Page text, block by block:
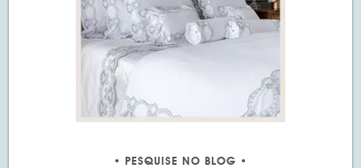
PESQUISE NO BLOG